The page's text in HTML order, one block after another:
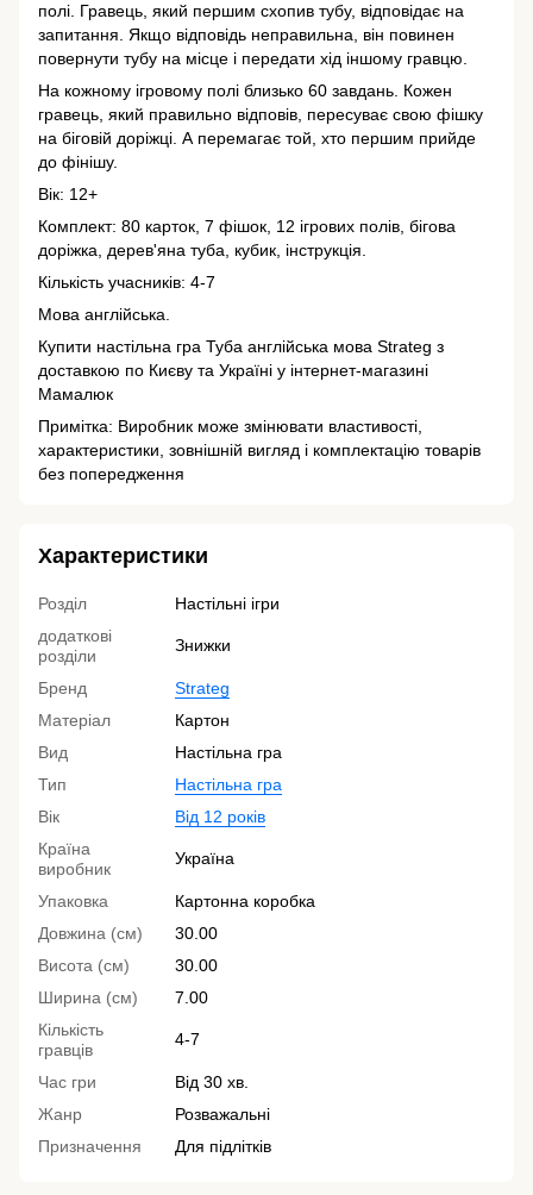
полі. Гравець, який першим схопив тубу, відповідає на
запитання. Якщо відповідь неправильна, він повинен
повернути тубу на місце і передати хід іншому гравцю.
На кожному ігровому полі близько 60 завдань. Кожен
гравець, який правильно відповів, пересуває свою фішку
на біговій доріжці. А перемагає той, хто першим прийде
до фінішу.
Вік: 12+
Комплект: 80 карток, 7 фішок, 12 ігрових полів, бігова
доріжка, дерев'яна туба, кубик, інструкція.
Кількість учасників: 4-7
Мова англійська.
Купити настільна гра Туба англійська мова Strateg з
доставкою по Києву та Україні у інтернет-магазині
Мамалюк
Примітка: Виробник може змінювати властивості,
характеристики, зовнішній вигляд і комплектацію товарів
без попередження
Характеристики
Розділ
Настільні ігри
додаткові
розділи
Знижки
Бренд
Strateg
Матеріал
Картон
Вид
Настільна гра
Тип
Настільна гра
Вік
Від 12 років
Країна
виробник
Україна
Упаковка
Картонна коробка
Довжина (см)
30.00
Висота (см)
30.00
Ширина (см)
7.00
Кількість
гравців
4-7
Час гри
Від 30 хв.
Жанр
Розважальні
Призначення
Для підлітків